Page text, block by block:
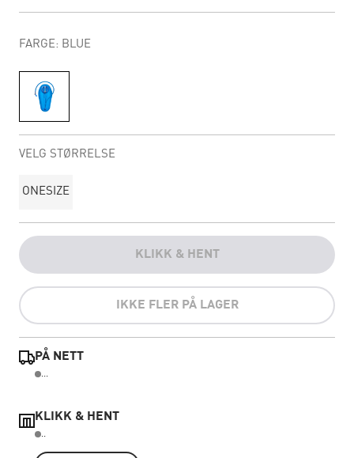
FARGE: BLUE
VELG STØRRELSE
ONESIZE
KLIKK & HENT
IKKE FLER PÅ LAGER
PÅ NETT
...
KLIKK & HENT
..